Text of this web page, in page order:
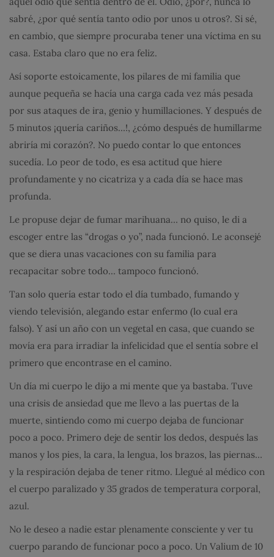
sabré, ¿por qué sentía tanto odio por unos u otros?. Si sé,
en cambio, que siempre procuraba tener una víctima en su
casa. Estaba claro que no era feliz.
Así soporte estoicamente, los pilares de mi familia que
aunque pequeña se hacía una carga cada vez más pesada
por sus ataques de ira, genio y humillaciones. Y después de
5 minutos ¡quería cariños…!, ¿cómo después de humillarme
abriría mi corazón?. No puedo contar lo que entonces
sucedía. Lo peor de todo, es esa actitud que hiere
profundamente y no cicatriza y a cada día se hace mas
profunda.
Le propuse dejar de fumar marihuana… no quiso, le di a
escoger entre las “drogas o yo”, nada funcionó. Le aconsejé
que se diera unas vacaciones con su familia para
recapacitar sobre todo… tampoco funcionó.
Tan solo quería estar todo el día tumbado, fumando y
viendo televisión, alegando estar enfermo (lo cual era
falso). Y así un año con un vegetal en casa, que cuando se
movía era para irradiar la infelicidad que el sentía sobre el
primero que encontrase en el camino.
Un día mi cuerpo le dijo a mi mente que ya bastaba. Tuve
una crisis de ansiedad que me llevo a las puertas de la
muerte, sintiendo como mi cuerpo dejaba de funcionar
poco a poco. Primero deje de sentir los dedos, después las
manos y los pies, la cara, la lengua, los brazos, las piernas…
y la respiración dejaba de tener ritmo. Llegué al médico con
el cuerpo paralizado y 35 grados de temperatura corporal,
azul.
No le deseo a nadie estar plenamente consciente y ver tu
cuerpo parando de funcionar poco a poco. Un Valium de 10